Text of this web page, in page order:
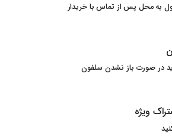
به محل پس از تماس با خریدار
ویژه